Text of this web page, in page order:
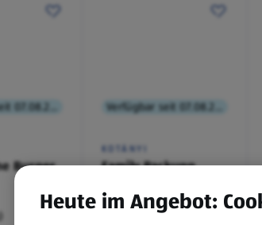
Burger
KOTÁNYI
Family Packung,
Würzmischung
Heute im Angebot: